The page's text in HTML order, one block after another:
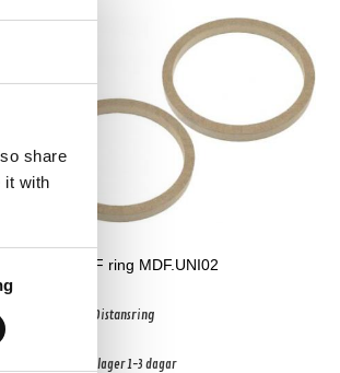
share
it with
8" MDF ring MDF.UNI02
8" MDF Distansring
Snabblager 1-3 dagar